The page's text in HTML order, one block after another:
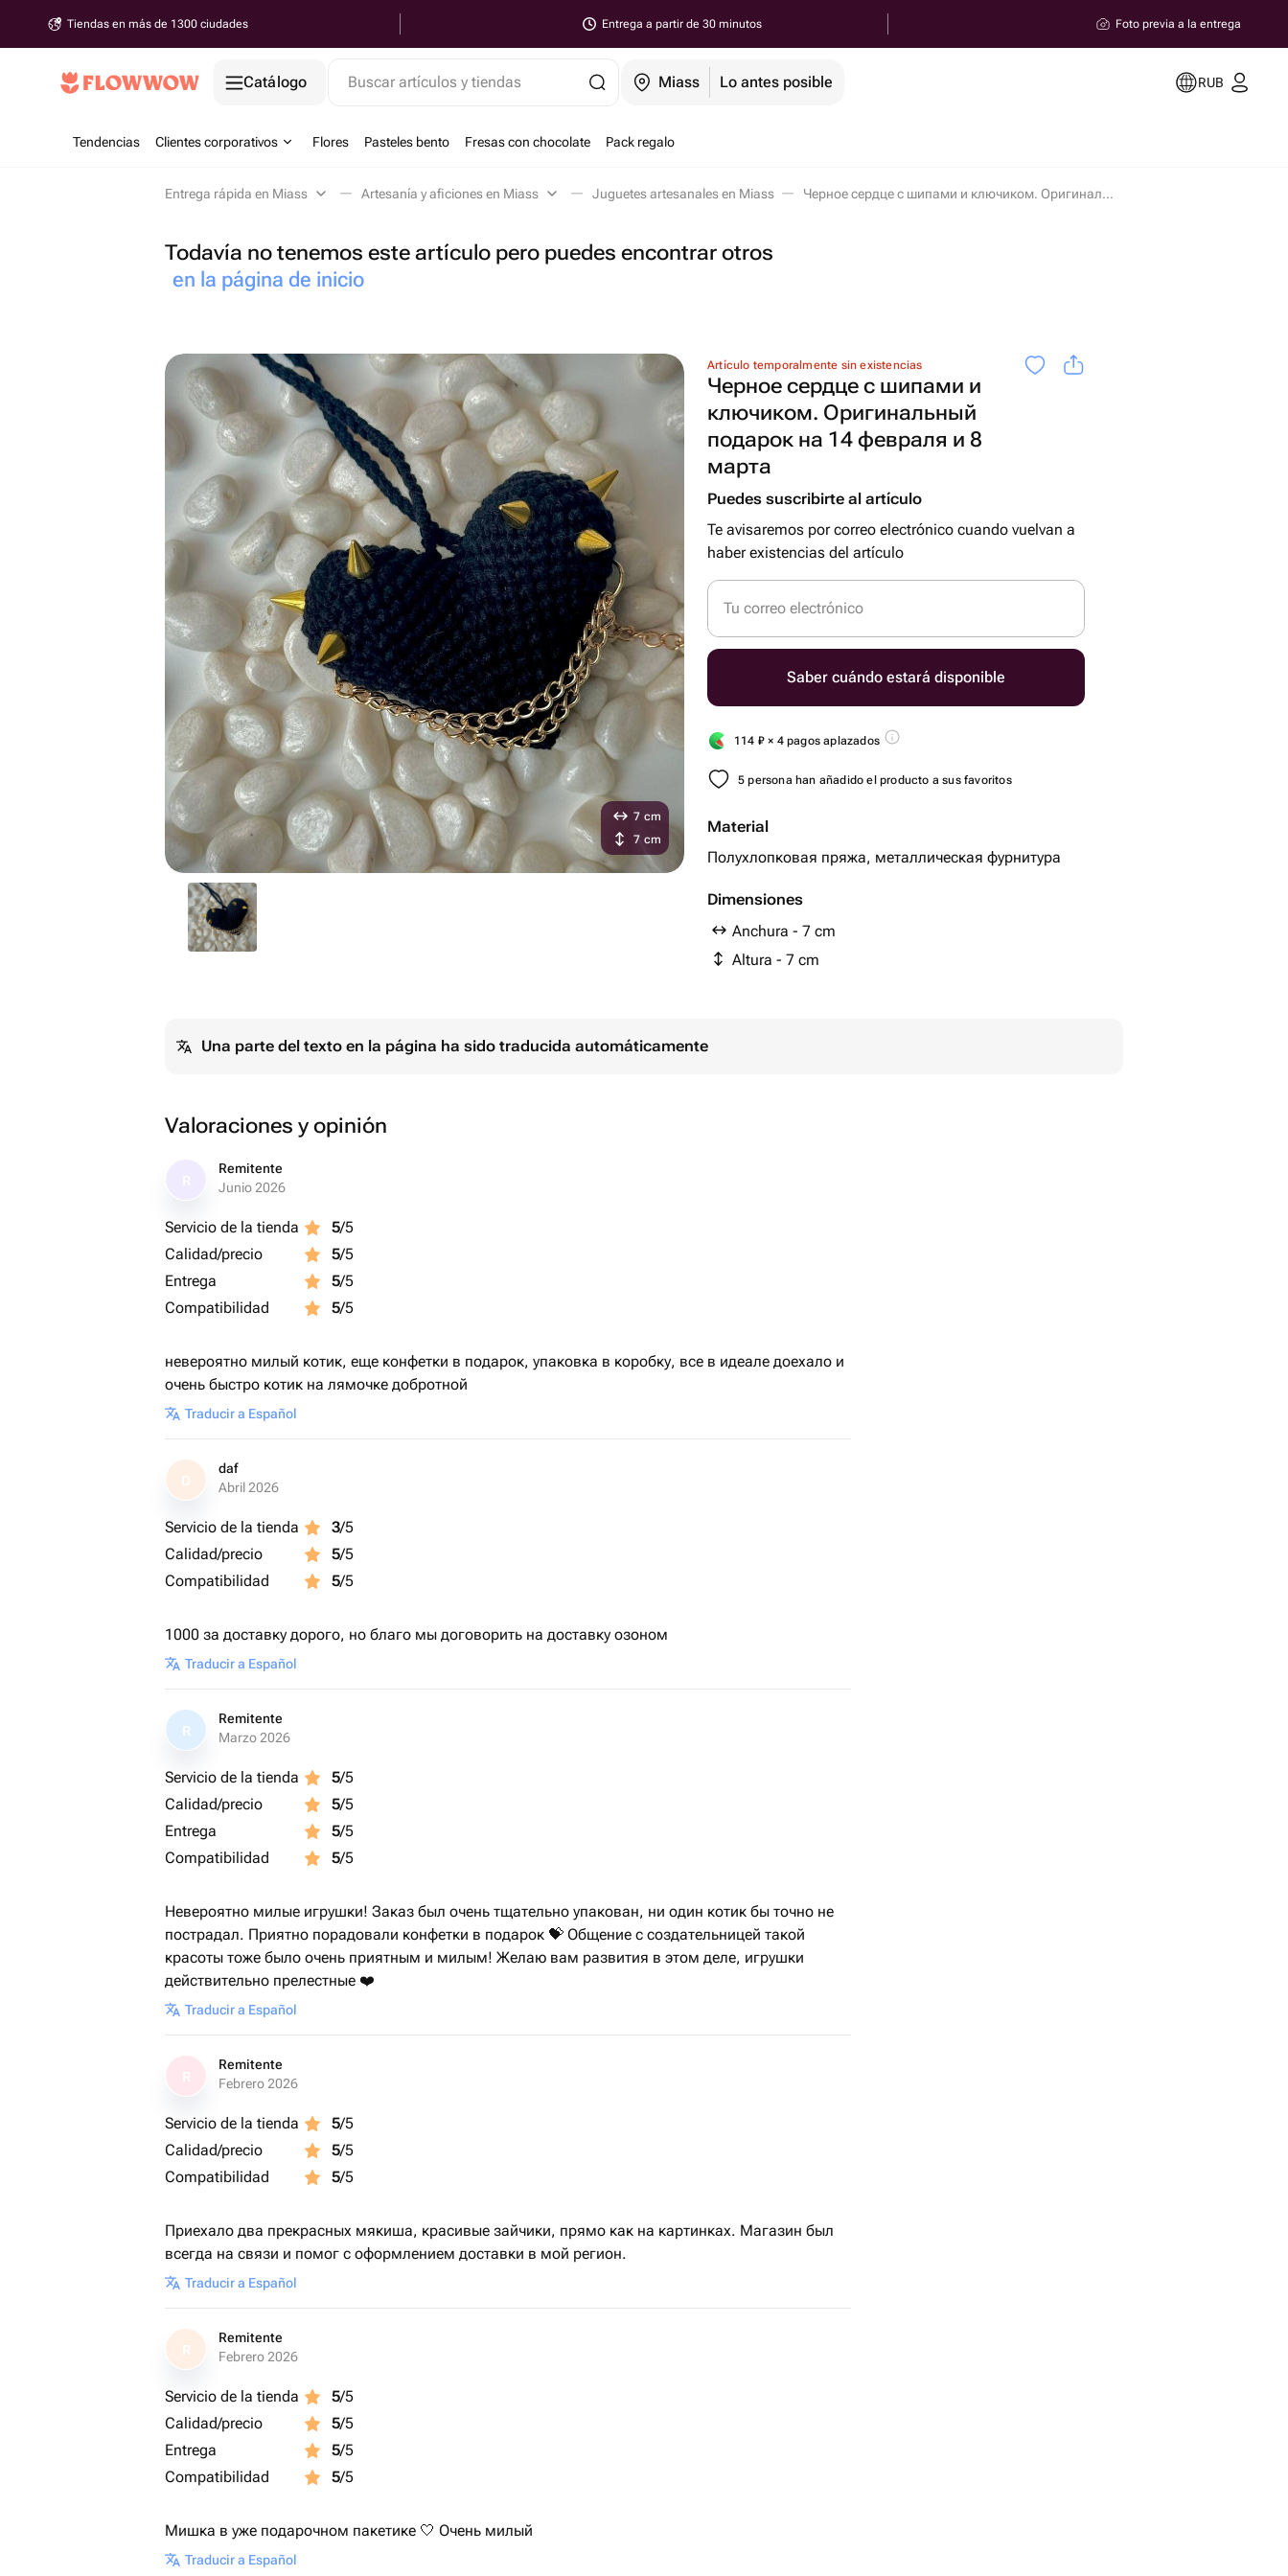
Tiendas en más de 1300 ciudades Entrega a partir de 30 minutos Foto previa a la entrega
Catálogo Buscar artículos y tiendas Miass Lo antes posible RUB
Tendencias Clientes corporativos Flores Pasteles bento Fresas con chocolate Pack regalo
Entrega rápida en Miass Artesanía y aficiones en Miass Juguetes artesanales en Miass Черное сердце с шипами и ключиком. Оригинальный подарок на 14 февраля и 8 марта en Miass
Todavía no tenemos este artículo pero puedes encontrar otros
en la página de inicio
Artículo temporalmente sin existencias
Черное сердце с шипами и
ключиком. Оригинальный
подарок на 14 февраля и 8
марта
Puedes suscribirte al artículo
Te avisaremos por correo electrónico cuando vuelvan a
haber existencias del artículo
Tu correo electrónico
Saber cuándo estará disponible
114 ₽ × 4 pagos aplazados
5 persona han añadido el producto a sus favoritos
Material
Полухлопковая пряжа, металлическая фурнитура
Dimensiones
Anchura - 7 cm
Altura - 7 cm
7 cm
7 cm
Una parte del texto en la página ha sido traducida automáticamente
Valoraciones y opinión
Remitente
Junio 2026
Servicio de la tienda 5/5
Calidad/precio
5/5
Entrega
5/5
Compatibilidad
5/5
невероятно милый котик, еще конфетки в подарок, упаковка в коробку, все в идеале доехало и
очень быстро котик на лямочке добротной
Traducir a Español
D
daf
Abril 2026
Servicio de la tienda 3/5
Calidad/precio
5/5
Compatibilidad
5/5
1000 за доставку дорого, но благо мы договорить на доставку озоном
Traducir a Español
R
Remitente
Marzo 2026
Servicio de la tienda 5/5
Calidad/precio
5/5
Entrega
5/5
Compatibilidad
5/5
Невероятно милые игрушки! Заказ был очень тщательно упакован, ни один котик бы точно не
пострадал. Приятно порадовали конфетки в подарок 💝 Общение с создательницей такой
красоты тоже было очень приятным и милым! Желаю вам развития в этом деле, игрушки
действительно прелестные ❤️
Traducir a Español
Remitente
Febrero 2026
Servicio de la tienda 5/5
Calidad/precio
5/5
Compatibilidad
5/5
Приехало два прекрасных мякиша, красивые зайчики, прямо как на картинках. Магазин был
всегда на связи и помог с оформлением доставки в мой регион.
Traducir a Español
R
Remitente
Febrero 2026
Servicio de la tienda 5/5
Calidad/precio
5/5
Entrega
5/5
Compatibilidad
5/5
Мишка в уже подарочном пакетике 🤍 Очень милый
Traducir a Español